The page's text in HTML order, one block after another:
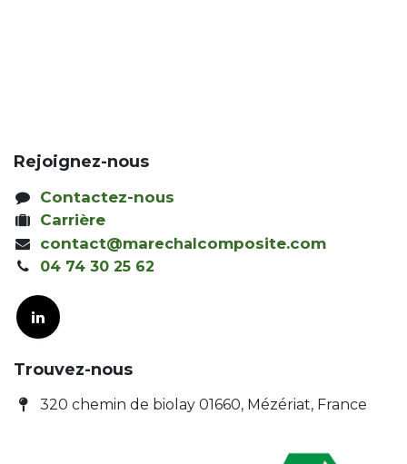
Rejoignez-nous
Contactez-nous
Carrière
contact@marechal composite.com
04 74 30 25 62
Trouvez-nous
320 chemin de biolay 01660, Mézériat, France